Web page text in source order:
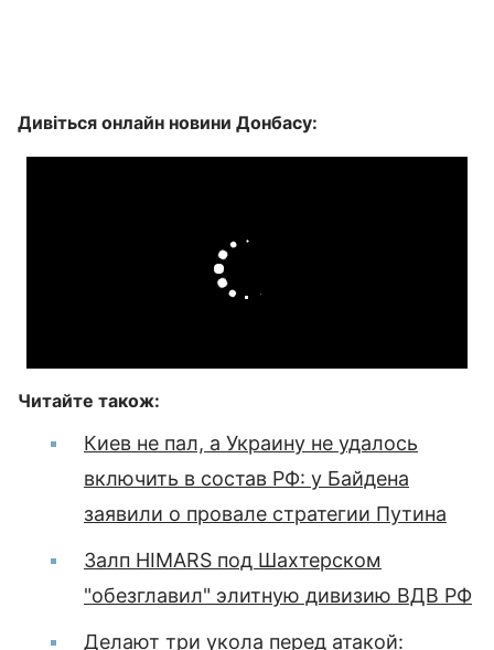
Дивіться онлайн новини Донбасу:
Читайте також:
Киев не пал, а Украину не удалось
включить в состав РФ: у Байдена
заявили о провале стратегии Путина
Залп HIMARS под Шахтерском
"обезглавил" элитную дивизию ВДВ РФ
Делают три укола перед атакой: